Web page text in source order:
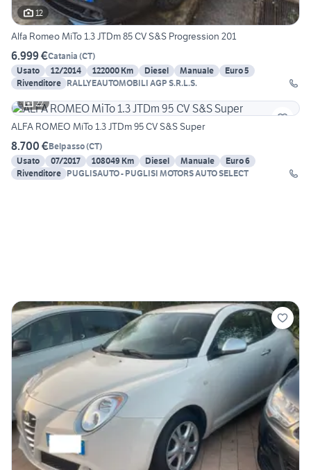
12
Alfa Romeo MiTo 1.3 JTDm 85 CV S&S Progression 201
6.999 €Catania (CT)
Usato
12/2014 122000 Km Diesel Manuale
Euro 5
Rivenditore RALLYEAUTOMOBILI AGP S.R.L.S.
22
ALFA ROMEO MiTo 1.3 JTDm 95 CV S&S Super
8.700 €Belpasso(CT)
Usato
07/2017 108049 Km Diesel Manuale
Euro 6
Rivenditore
PUGLISAUTO - PUGLISI MOTORS AUTO SELECT